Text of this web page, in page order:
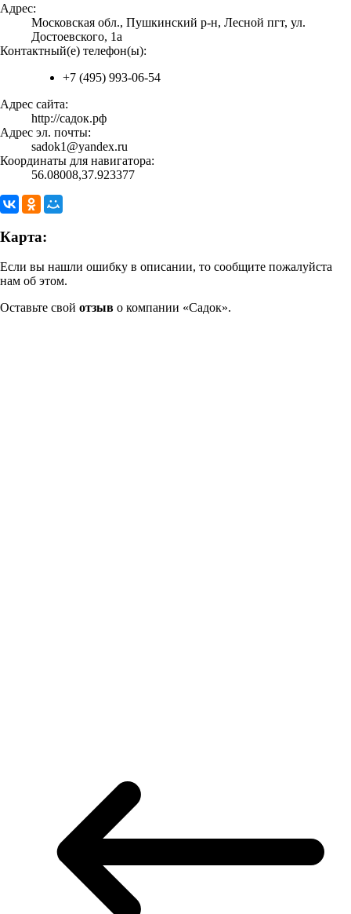
Адрес:
Московская обл., Пушкинский р-н, Лесной пгт, ул.
Достоевского, 1а
Контактный(е) телефон(ы):
+7 (495) 993-06-54
Адрес сайта:
http://садок.рф
Адрес эл. почты:
sadok1@yandex.ru
Координаты для навигатора:
56.08008,37.923377
Карта:
Если вы нашли ошибку в описании, то сообщите пожалуйста
нам об этом.
Оставьте свой отзыв о компании «Садок».